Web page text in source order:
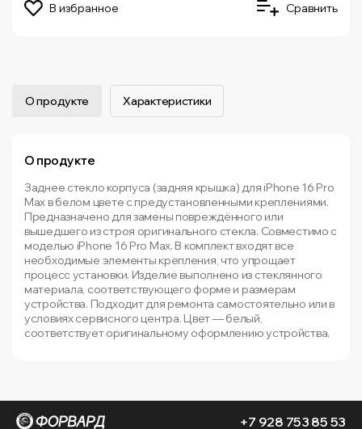
В избранное Сравнить
О продукте Характеристики
О продукте
Заднее стекло корпуса (задняя крышка) для iPhone 16 Pro
Max в белом цвете с предустановленными креплениями.
Предназначено для замены повреждённого или
вышедшего из строя оригинального стекла. Совместимо с
моделью iPhone 16 Pro Max. В комплект входят все
необходимые элементы крепления, что упрощает
процесс установки. Изделие выполнено из стеклянного
материала, соответствующего форме и размерам
устройства. Подходит для ремонта самостоятельно или в
условиях сервисного центра. Цвет — белый,
соответствует оригинальному оформлению устройства.
+7 928 753 85 53